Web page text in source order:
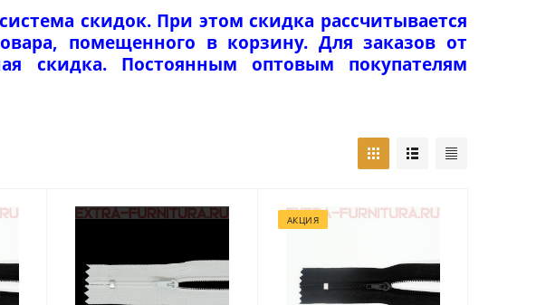
скидок. При этом скидка рассчитывается
помещенного в корзину. Для заказов от
скидка. Постоянным оптовым покупателям
АКЦИЯ